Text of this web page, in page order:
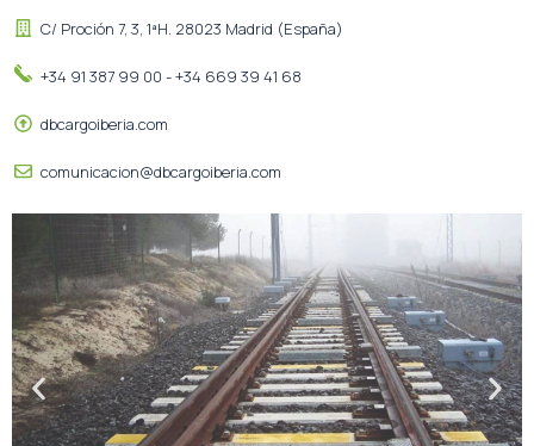
C/ Proción 7, 3, 1ªH. 28023 Madrid (España)
+34 91 387 99 00 - +34 669 39 41 68
dbcargoiberia.com
comunicacion@dbcargoiberia.com